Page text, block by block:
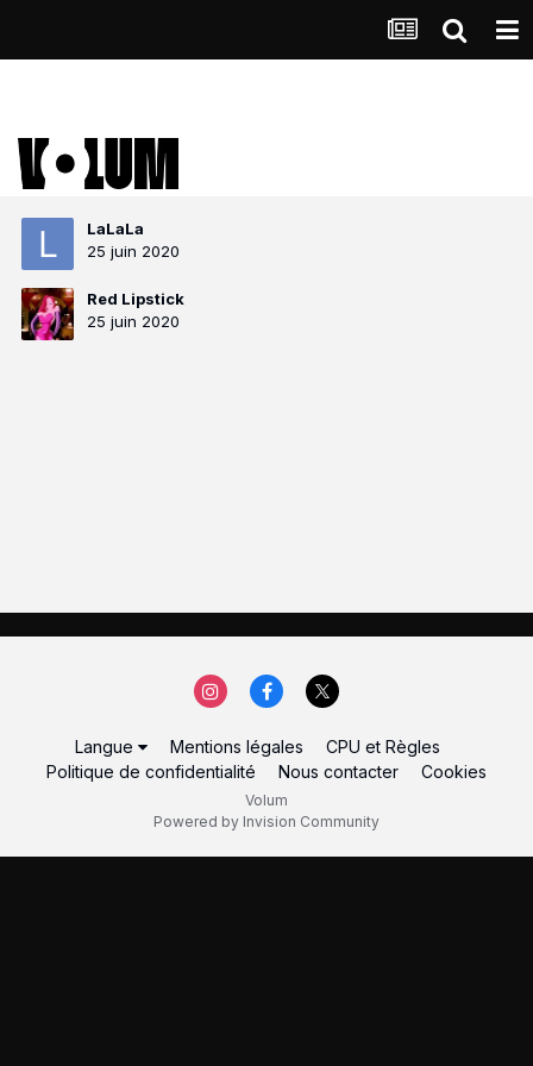
LaLaLa
25 juin 2020
Red Lipstick
25 juin 2020
Langue Mentions légales
CPU et Règles
Politique de confidentialité
Nous contacter Cookies
Volum
Powered by Invision Community